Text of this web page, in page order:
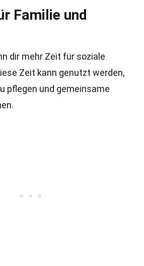
Familie und
dir mehr Zeit für soziale
Zeit kann genutzt werden,
pflegen und gemeinsame